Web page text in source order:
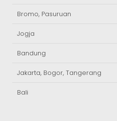
Bromo, Pasuruan
Jogja
Bandung
Jakarta, Bogor, Tangerang
Bali